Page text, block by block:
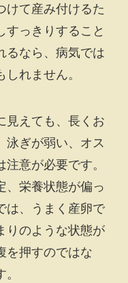
けて産み付けるた
すっきりすること
るなら、病気では
れません。
見えても、長くお
泳ぎが弱い、オス
意が必要です。
、栄養状態が偏っ
は、うまく産卵で
りのような状態が
を押すのではな